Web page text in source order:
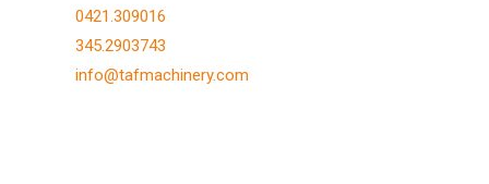
0421.309016
345.2903743
info@tafmachinery.com